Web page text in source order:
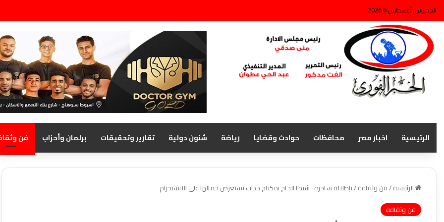
الخميس, أغسطس 6 2026
الرئيسية اخبار مصر محافظات حوادث وقضايا رياضة شئون دولية تقارير وتحقيقات برلمان وأحزاب فن
الرئيسية/فن وثقافة/بإطلالة ساحره ٠٠شيما الحاج بمكياج جذاب تستعرض جمالها على الانستجرام
فن وثقافة